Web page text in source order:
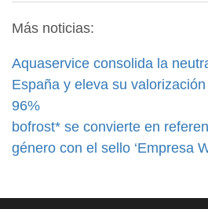
Más noticias:
Aquaservice consolida la
España y eleva su
96%
bofrost* se convierte en
género con el sello ‘Empresa